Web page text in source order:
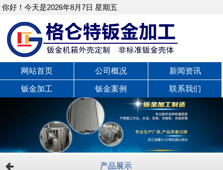
你好！今天是2026年8月7日 星期五
网站首页 公司概况 新闻资讯
钣金加工 钣金案例 联系我们
产品展示